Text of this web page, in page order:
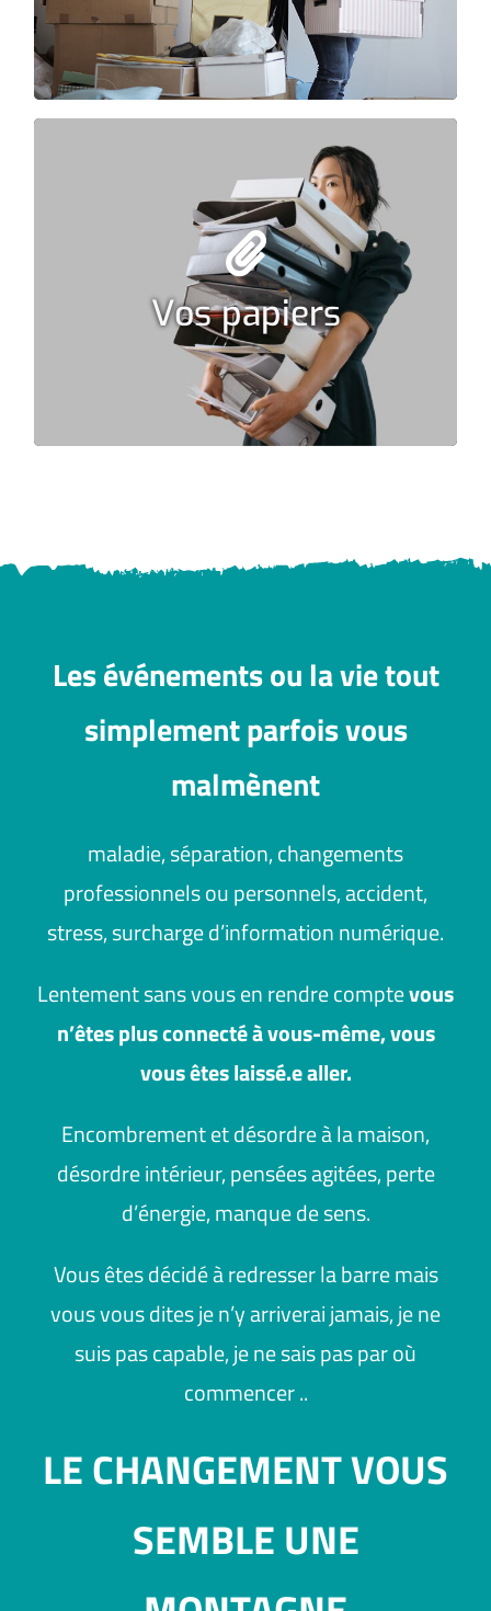
Mon accompagnement
Vos papiers
Je déteste faire mes papiers
J’angoisse quand je vois la pile
Je ne suis pas à l’aise avec l’informatique
Je ne sais pas ce que je dois garder ou
pas
Mon accompagnement
Les événements ou la vie tout
simplement parfois vous
malmènent
maladie, séparation, changements
professionnels ou personnels, accident,
stress, surcharge d’information numérique.
Lentement sans vous en rendre comptevous
n’êtes plus connecté à vous-même, vous
vous êtes laissé.e aller.
Encombrement et désordre à la maison,
désordre intérieur, pensées agitées, perte
d’énergie, manque de sens.
Vous êtes décidé à redresser la barre mais
vous vous ditesje n’y arriverai jamais, je ne
suis pas capable, je ne sais pas par où
commencer ..
LE CHANGEMENT VOUS
SEMBLE UNE